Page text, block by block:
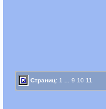
Страниц: 1 9 10 11